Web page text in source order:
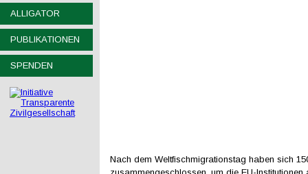
ALLIGATOR
PUBLIKATIONEN
SPENDEN
Nach dem Weltfischmigrationstag haben sich